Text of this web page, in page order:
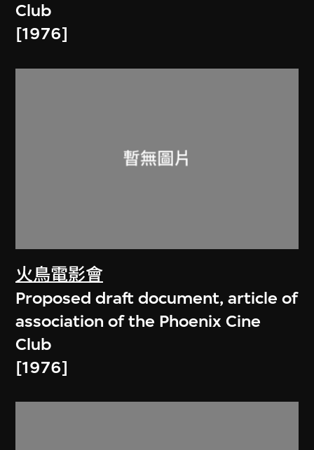
Club
[1976]
火鳥電影會
Proposed draft document, article of
association of the Phoenix Cine
Club
[1976]